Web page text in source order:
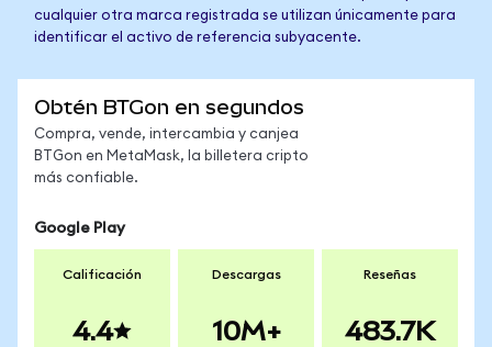
cualquier otra marca registrada se utilizan únicamente para
identificar el activo de referencia subyacente.
Obtén BTGon en segundos
Compra, vende, intercambia y canjea
BTGon en MetaMask, la billetera cripto
más confiable.
Google Play
Calificación
4.4
Descargas
10M+
Reseñas
483.7K